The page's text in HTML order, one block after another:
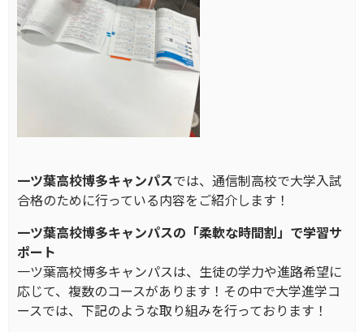
一ツ葉高校博多キャンパスでは、通信制高校で大学入試
合格のために行っている内容をご紹介します！
一ツ葉高校博多キャンパスの「柔軟な時間割」で学習サ
ポート
一ツ葉高校博多キャンパスは、生徒の学力や進路希望に
応じて、複数のコースがあります！その中で大学進学コ
ースでは、下記のような取り組みを行っております！